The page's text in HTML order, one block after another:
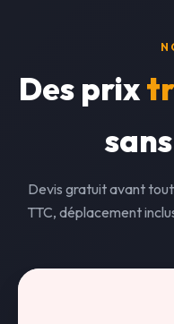
Des prix
Devis gratuit avant
TTC, déplacement